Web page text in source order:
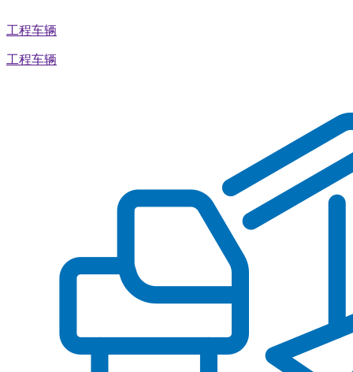
工程车辆
工程车辆